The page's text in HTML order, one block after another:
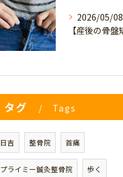
2026/05/08
タグ Tags
日吉 整骨院 首痛
プライミー鍼灸整骨院 歩く